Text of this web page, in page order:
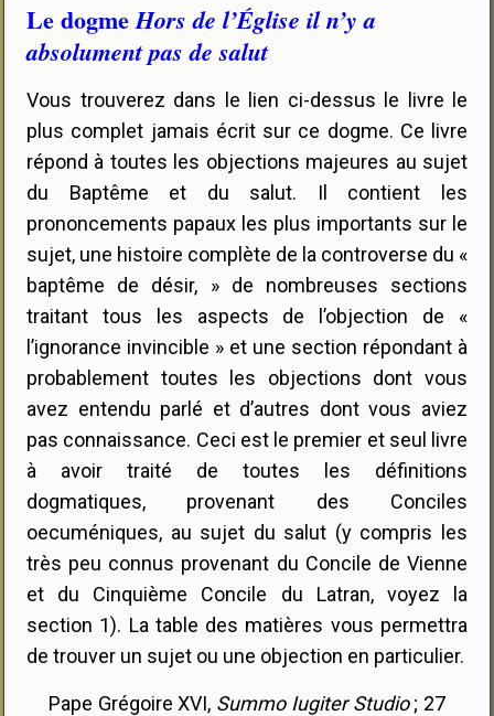
Le dogmeHors de l’Église il n’y a
absolument pas de salut
Vous trouverez dans le lien ci-dessus le livre le
plus complet jamais écrit sur ce dogme. Ce livre
répond à toutes les objections majeures au sujet
du Baptême et du salut. Il contient les
prononcements papaux les plus importants sur le
sujet, une histoire complète de la controverse du «
baptême de désir, » de nombreuses sections
traitant tous les aspects de l’objection de «
l’ignorance invincible » et une section répondant à
probablement toutes les objections dont vous
avez entendu parlé et d’autres dont vous aviez
pas connaissance. Ceci est le premier et seul livre
à avoir traité de toutes les définitions
dogmatiques, provenant des Conciles
oecuméniques, au sujet du salut (y compris les
très peu connus provenant du Concile de Vienne
et du Cinquième Concile du Latran, voyez la
section 1). La table des matières vous permettra
de trouver un sujet ou une objection en particulier.
Pape Grégoire XVI, Summo Iugiter Studio; 27